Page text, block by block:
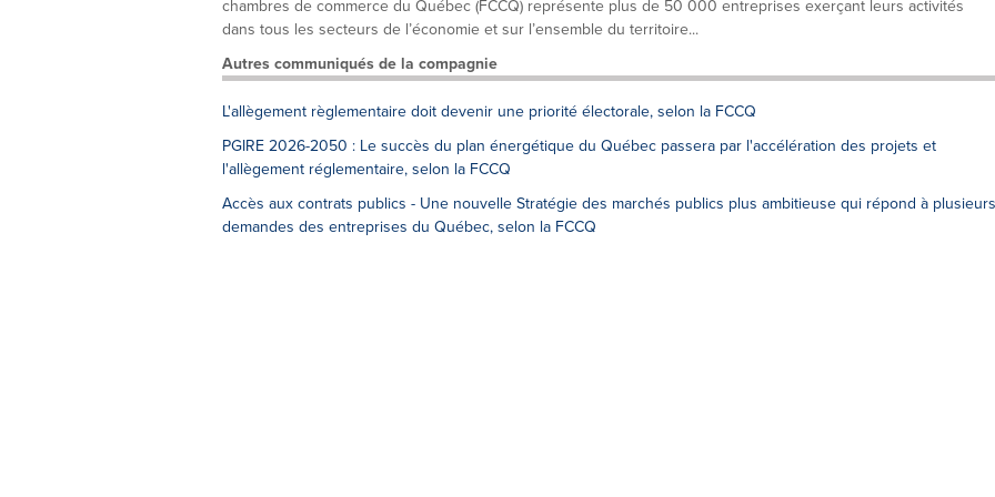
chambres de commerce du Québec (FCCQ) représente plus de 50 000 entreprises exerçant leurs activités
dans tous les secteurs de l’économie et sur l’ensemble du territoire...
Autres communiqués de la compagnie
L'allègement règlementaire doit devenir une priorité électorale, selon la FCCQ
PGIRE 2026-2050 : Le succès du plan énergétique du Québec passera par l'accélération des projets et
l'allègement réglementaire, selon la FCCQ
Accès aux contrats publics - Une nouvelle Stratégie des marchés publics plus ambitieuse qui répond à plusieurs
demandes des entreprises du Québec, selon la FCCQ